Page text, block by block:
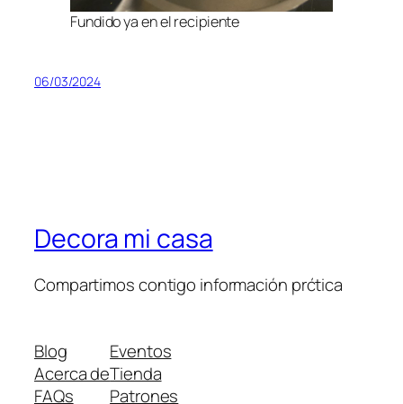
Fundido ya en el recipiente
06/03/2024
Decora mi casa
Compartimos contigo información prćtica
Blog
Acerca de
FAQs
Eventos
Tienda
Patrones